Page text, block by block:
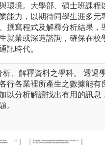
環境。大學部、碩士班課程
能力，以期待同學生涯多元
撰寫程式及解釋分析結果，
就業或深造諮詢，確保在校
訊時代。
、解釋資料之學科。 透過
行各業裡所產生之數據能有
以分析解讀找出有用的訊息
。